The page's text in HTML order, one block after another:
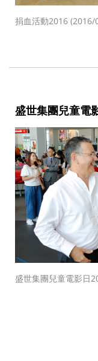
捐血活動2016 (2016/
盛世集團兒童電
盛世集團兒童電影日